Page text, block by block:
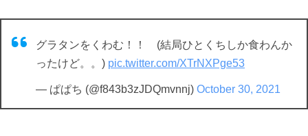
グラタンをくわむ！！ (結局ひとくちしか食わんか
ったけど。。) pic.twitter.com/XTrNXPge53
— ぱぱち (@f843b3zJDQmvnnj) October 30, 2021